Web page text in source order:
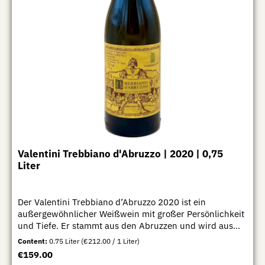
Valentini Trebbiano d'Abruzzo | 2020 | 0,75
Liter
Der Valentini Trebbiano d’Abruzzo 2020 ist ein
außergewöhnlicher Weißwein mit großer Persönlichkeit
und Tiefe. Er stammt aus den Abruzzen und wird aus
sorgfältig selektierten Trebbiano-Trauben nach
traditioneller Methode vinifiziert. Das Ergebnis ist ein
Wein von bemerkenswerter Eleganz, Komplexität und
Content:0.75 Liter (€212.00 / 1 Liter)
Regular price:
€159.00